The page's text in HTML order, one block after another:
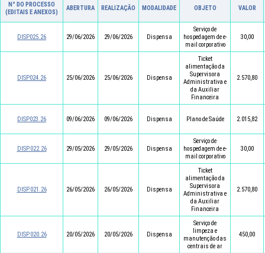
N° DO PROCESSO
(EDITAIS E ANEXOS)
ABERTURA REALIZAÇÃO MODALIDADE OBJETO VALOR
DISP025.26 29/06/2026 29/06/2026 Dispensa
Serviço de
hospedagem de e-
mail corporativo
30,00
DISP024.26 25/06/2026 25/06/2026 Dispensa
Ticket
alimentação da
Supervisora
Administrativa e
da Auxiliar
Financeira
2.570,80
DISP023.26 09/06/2026 09/06/2026 Dispensa Plano de Saúde 2.015,82
DISP.022.26 29/05/2026 29/05/2026 Dispensa
Serviço de
hospedagem de e-
mail corporativo
30,00
DISP.021.26 26/05/2026 26/05/2026 Dispensa
Ticket
alimentação da
Supervisora
Administrativa e
da Auxiliar
Financeira
2.570,80
DISP.020.26 20/05/2026 20/05/2026 Dispensa
Serviço de
limpeza e
manutenção das
centrais de ar
450,00